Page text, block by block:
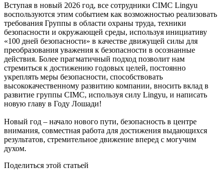
Вступая в новый 2026 год, все сотрудники CIMC Lingyu
воспользуются этим событием как возможностью реализовать
требования Группы в области охраны труда, техники
безопасности и окружающей среды, используя инициативу
«100 дней безопасности» в качестве движущей силы для
преобразования уважения к безопасности в осознанные
действия. Более прагматичный подход позволит нам
стремиться к достижению годовых целей, постоянно
укреплять меры безопасности, способствовать
высококачественному развитию компании, вносить вклад в
развитие группы CIMC, используя силу Lingyu, и написать
новую главу в Году Лошади!
Новый год – начало нового пути, безопасность в центре
внимания, совместная работа для достижения выдающихся
результатов, стремительное движение вперед с могучим
духом.
Поделиться этой статьей